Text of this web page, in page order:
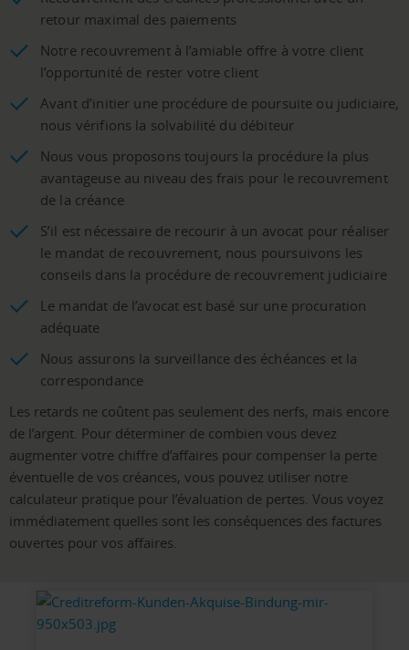
retour maximal des paiements
Notre recouvrement à l’amiable offre à votre client
l’opportunité de rester votre client
Avant d’initier une procédure de poursuite ou judiciaire,
nous vérifions la solvabilité du débiteur
Nous vous proposons toujours la procédure la plus
avantageuse au niveau des frais pour le recouvrement
de la créance
S’il est nécessaire de recourir à un avocat pour réaliser
le mandat de recouvrement, nous poursuivons les
conseils dans la procédure de recouvrement judiciaire
Le mandat de l’avocat est basé sur une procuration
adéquate
Nous assurons la surveillance des échéances et la
correspondance
Les retards ne coûtent pas seulement des nerfs, mais encore
de l’argent. Pour déterminer de combien vous devez
augmenter votre chiffre d’affaires pour compenser la perte
éventuelle de vos créances, vous pouvez utiliser notre
calculateur pratique pour l’évaluation de pertes. Vous voyez
immédiatement quelles sont les conséquences des factures
ouvertes pour vos affaires.